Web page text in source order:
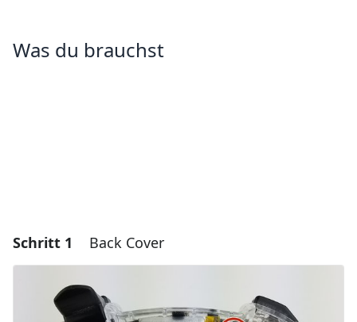
Was du brauchst
Schritt 1 Back Cover